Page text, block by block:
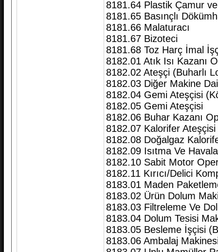
8181.64 Plastik Çamur
8181.65 Basınçlı
8181.66 Malaturacı
8181.67 Bizoteci
8181.68 Toz Harç İmal
8182.01 Atık Isı Kazanı
8182.02 Ateşçi (Buharlı
8182.03 Diğer Makine
8182.04 Gemi Ateşçisi
8182.05 Gemi Ateşçisi
8182.06 Buhar Kazanı
8182.07 Kalorifer Ateşçisi
8182.08 Doğalgaz
8182.09 Isıtma Ve
8182.10 Sabit Motor
8182.11 Kırıcı/Delici
8183.01 Maden
8183.02 Ürün Dolum
8183.03 Filtreleme Ve
8183.04 Dolum Tesisi
8183.05 Besleme İşçisi
8183.06 Ambalaj